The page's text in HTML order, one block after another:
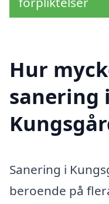
Hur
sanering i
Sanering i
beroende på